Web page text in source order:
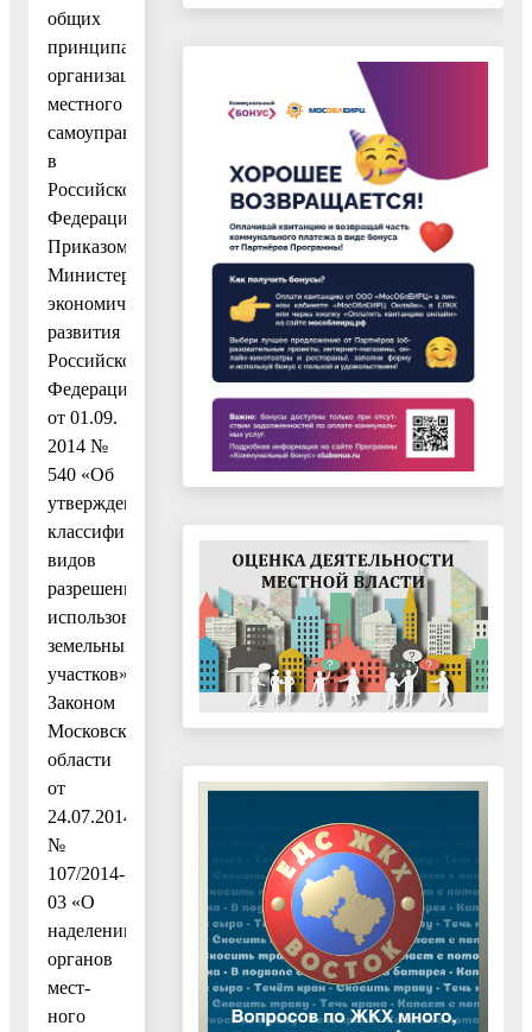
общих
принципах
организации
местного
самоуправления
в
Российской
Федерации»,
Приказом
Министерства
экономического
развития
Российской
Федерации
от 01.09.
2014 №
540 «Об
утверждении
классификатора
видов
разрешенного
использования
земельных
участков»,
Законом
Московской
области
от
24.07.2014
№
107/2014-
03 «О
наделении
органов
мест-
ного